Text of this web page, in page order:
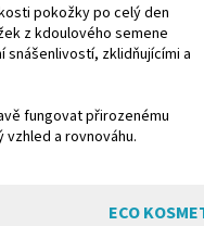
pokožky po celý den
z kdoulového semene
snášenlivostí, zklidňujícími a
fungovat přirozenému
a rovnováhu.
ECO